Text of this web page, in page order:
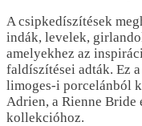
A csipkedíszítések
indák, levelek,
amelyekhez az
faldíszítései adták. Ez
limoges-i porcelánból
Adrien, a Rienne Bride
kollekcióhoz.